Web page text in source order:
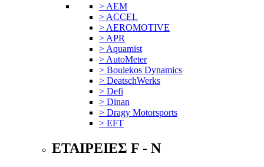
> AEM
> ACCEL
> AEROMOTIVE
> APR
> Aquamist
> AutoMeter
> Boulekos Dynamics
> DeatschWerks
> Defi
> Dinan
> Dragy Motorsports
> EFT
ΕΤΑΙΡΕΙΕΣ F - N